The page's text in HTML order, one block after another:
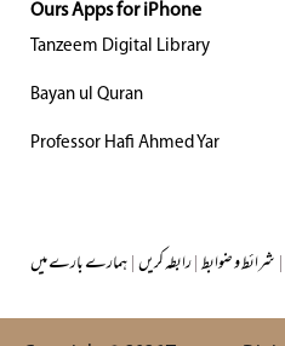
Ours Apps for iPhone
Tanzeem Digital Library
Bayan ul Quran
Professor Hafi Ahmed Yar
ہمارے بارے میں|رابطہ کریں|شرائط و ضوابط|